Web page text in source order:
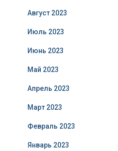
Август 2023
Июль 2023
Июнь 2023
Май 2023
Апрель 2023
Март 2023
Февраль 2023
Январь 2023